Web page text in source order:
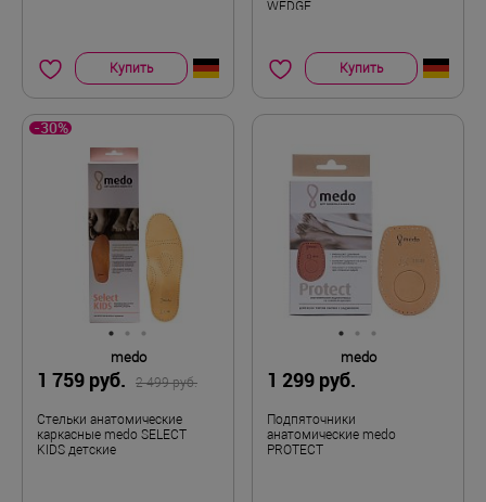
Купить
WEDGE
Купить
-30%
medo
1 759 руб. 2 499 руб.
Стельки анатомические
каркасные medo SELECT
KIDS детские
medo
1 299 руб.
Подпяточники
анатомические medo
PROTECT